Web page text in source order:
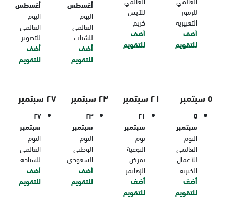
للرموز
التعبيرية
أضف
للتقويم
للآيس
كريم
أضف
للتقويم
أغسطس
اليوم
العالمي
للشباب
أضف
للتقويم
أغسطس
اليوم
العالمي
للتصوير
أضف
للتقويم
٥ سبتمبر
٥
سبتمبر
اليوم
العالمي
للأعمال
الخيرية
أضف
للتقويم
٢١ سبتمبر
٢١
سبتمبر
يوم
التوعية
بمرض
الزهايمر
أضف
للتقويم
٢٣ سبتمبر
٢٣
سبتمبر
اليوم
الوطني
السعودي
أضف
للتقويم
٢٧ سبتمبر
٢٧
سبتمبر
اليوم
العالمي
للسياحة
أضف
للتقويم